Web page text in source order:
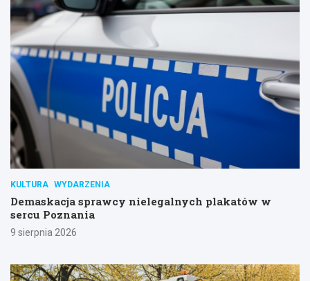
KULTURA WYDARZENIA
Demaskacja sprawcy nielegalnych plakatów w
sercu Poznania
9 sierpnia 2026